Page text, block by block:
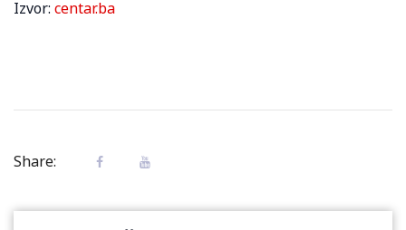
Izvor: centar.ba
Share: